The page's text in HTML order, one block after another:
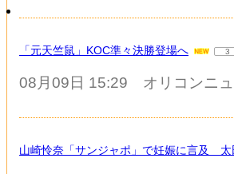
「元天竺鼠」KOC準々決勝登場へ 3
08月09日 15:29 オリコンニ
山崎怜奈「サンジャポ」で妊娠に言及 太